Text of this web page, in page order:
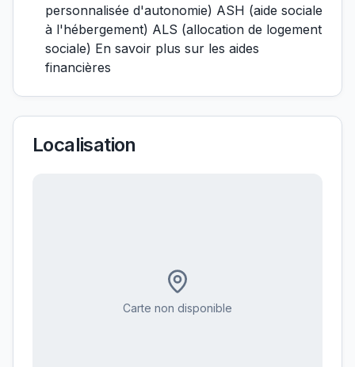
personnalisée d'autonomie) ASH (aide sociale
à l'hébergement) ALS (allocation de logement
sociale) En savoir plus sur les aides
financières
Localisation
Carte non disponible